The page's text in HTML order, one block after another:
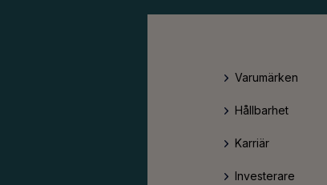
Varumärken
Hållbarhet
Karriär
Investerare